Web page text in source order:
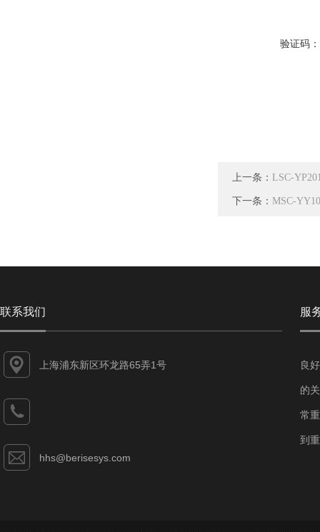
验证码：
上一条： LSC-
下一条： MSC-
联系我们
上海浦东新区环龙路65弄1号
hhs@berisesys.com
服
良
的
常
到